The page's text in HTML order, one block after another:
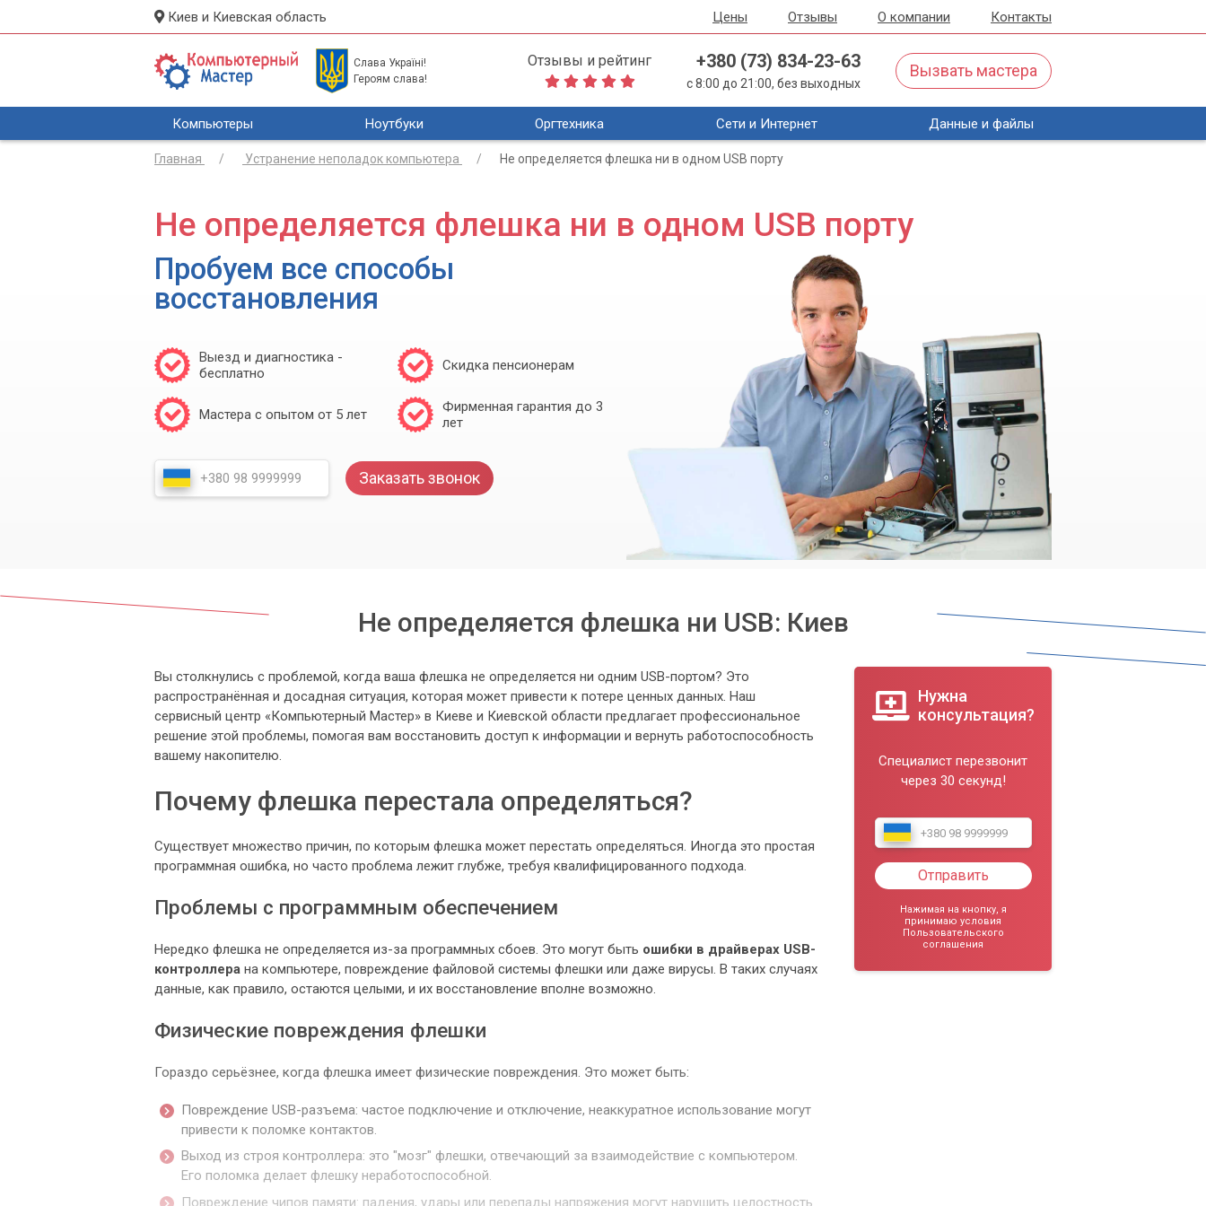
Киев и Киевская область Цены Отзывы О компании Контакты
Слава Україні!
Героям слава!
Отзывы и рейтинг +380 (73) 834-23-63
с 8:00 до 21:00, без выходных
Вызвать мастера
Компьютеры Ноутбуки Оргтехника Сети и Интернет Данные и файлы
Главная Устранение неполадок компьютера Не определяется флешка ни в одном USB порту
Не определяется флешка ни в одном USB порту
Пробуем все способы
восстановления
Выезд и диагностика -
бесплатно
Скидка пенсионерам
Мастера с опытом от 5 лет
Фирменная гарантия до 3
лет
Заказать звонок
Не определяется флешка ни USB: Киев
Вы столкнулись с проблемой, когда ваша флешка не определяется ни одним USB-портом? Это
распространённая и досадная ситуация, которая может привести к потере ценных данных. Наш
сервисный центр «Компьютерный Мастер» в Киеве и Киевской области предлагает профессиональное
решение этой проблемы, помогая вам восстановить доступ к информации и вернуть работоспособность
вашему накопителю.
Почему флешка перестала определяться?
Существует множество причин, по которым флешка может перестать определяться. Иногда это простая
программная ошибка, но часто проблема лежит глубже, требуя квалифицированного подхода.
Проблемы с программным обеспечением
Нередко флешка не определяется из-за программных сбоев. Это могут быть ошибки в драйверах USB-
контроллера на компьютере, повреждение файловой системы флешки или даже вирусы. В таких случаях
данные, как правило, остаются целыми, и их восстановление вполне возможно.
Физические повреждения флешки
Гораздо серьёзнее, когда флешка имеет физические повреждения. Это может быть:
Повреждение USB-разъема: частое подключение и отключение, неаккуратное использование могут
привести к поломке контактов.
Выход из строя контроллера: это "мозг" флешки, отвечающий за взаимодействие с компьютером.
Его поломка делает флешку неработоспособной.
Повреждение чипов памяти: падения, удары или перепады напряжения могут нарушить целостность
Нужна
консультация?
Специалист перезвонит
через 30 секунд!
Отправить
Нажимая на кнопку, я
принимаю условия
Пользовательского
соглашения